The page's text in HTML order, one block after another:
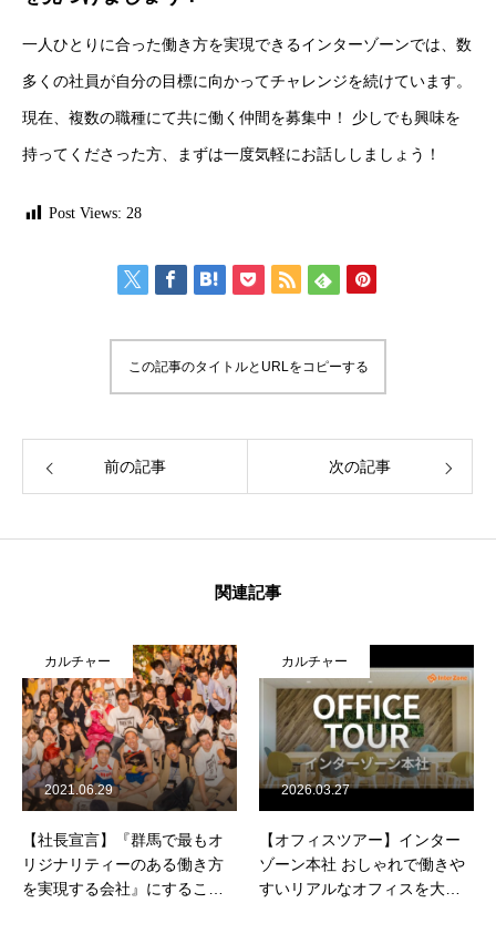
一人ひとりに合った働き方を実現できるインターゾーンでは、数
多くの社員が自分の目標に向かってチャレンジを続けています。
現在、複数の職種にて共に働く仲間を募集中！ 少しでも興味を
持ってくださった方、まずは一度気軽にお話ししましょう！
Post Views: 28
この記事のタイトルとURLをコピーする
前の記事 次の記事
関連記事
カルチャー
【社長宣言】『群馬で最もオ
リジナリティーのある働き方
を実現する会社』にすること
2021.06.29
カルチャー
【オフィスツアー】インター
ゾーン本社 おしゃれで働きや
すいリアルなオフィスを大公
2026.03.27